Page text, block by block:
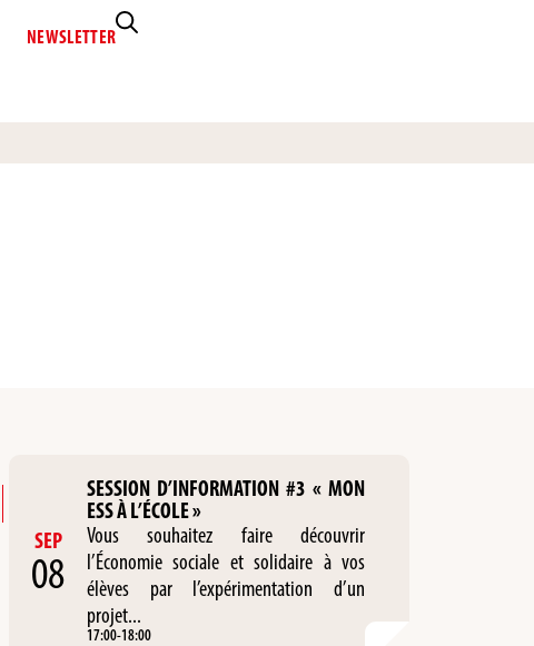
NEWSLETTER
SEP
08
SESSION D’INFORMATION #3 « MON
ESS À L’ÉCOLE »
Vous souhaitez faire découvrir
l’Économie sociale et solidaire à vos
élèves par l’expérimentation d’un
projet...
17:00-18:00